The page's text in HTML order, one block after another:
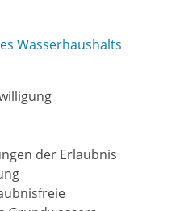
Wasserhaushalts
der Erlaubnis